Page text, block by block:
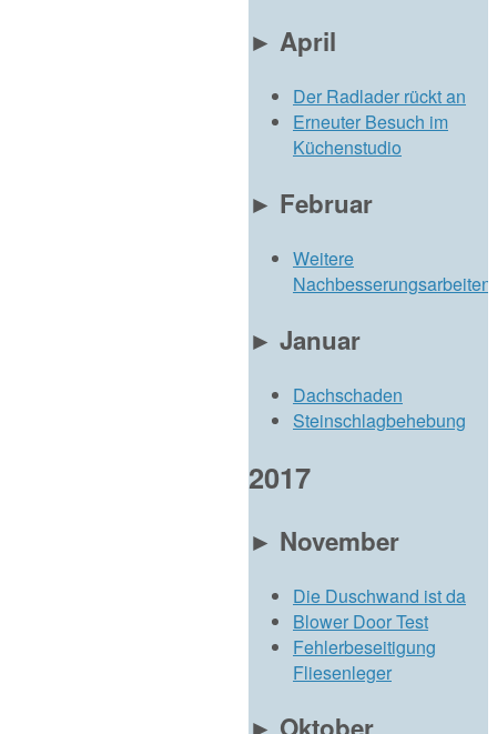
► April
Der Radlader rückt an
Erneuter Besuch im
Küchenstudio
► Februar
Weitere
Nachbesserungsarbeiten
► Januar
Dachschaden
Steinschlagbehebung
2017
► November
Die Duschwand ist da
Blower Door Test
Fehlerbeseitigung
Fliesenleger